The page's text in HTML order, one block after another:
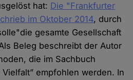
hat: Die "Frankfurter
im Oktober 2014, durch
gesamte Gesellschaft
Beleg beschreibt der Autor
die im Sachbuch
empfohlen werden. In